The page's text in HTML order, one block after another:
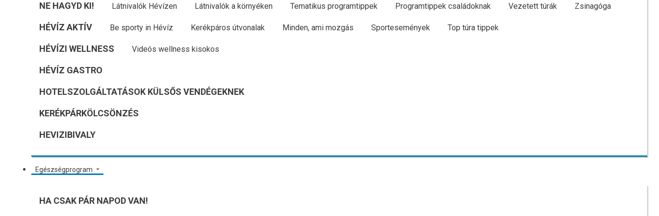
NE HAGYD KI! Látnivalók Hévízen Látnivalók a környéken Tematikus programtippek Programtippek családoknak Vezetett túrák Zsinagóga
HÉVÍZ AKTÍV Be sporty in Hévíz Kerékpáros útvonalak Minden, ami mozgás Sportesemények Top túra tippek
HÉVÍZI WELLNESS Videós wellness kisokos
HÉVÍZ GASTRO
HOTELSZOLGÁLTATÁSOK KÜLSŐS VENDÉGEKNEK
KERÉKPÁRKÖLCSÖNZÉS
HEVIZIBIVALY
Egészségprogram
HA CSAK PÁR NAPOD VAN!